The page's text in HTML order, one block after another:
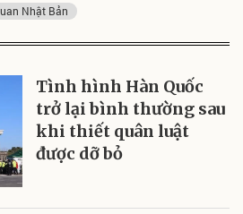
Nhật Bản
Tình hình Hàn Quốc
trở lại bình thường sau
khi thiết quân luật
được dỡ bỏ